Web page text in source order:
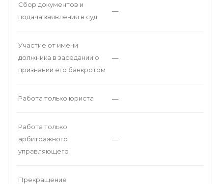
Сбор документов и
подача заявления в суд
—
Участие от имени
должника в заседании о
признании его банкротом
—
Работа только юриста —
Работа только
арбитражного
управляющего
—
Прекращение